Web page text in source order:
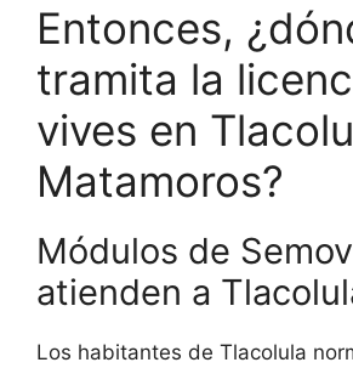
Entonces,
tramita la
vives en
Matamoros?
Módulos de
atienden a
Los habitantes de Tlacolula